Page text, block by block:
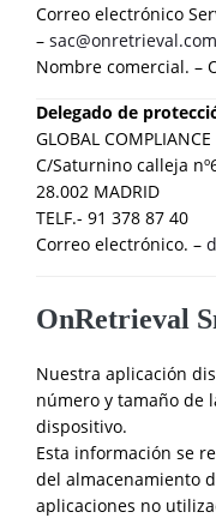
Correo electrónico
– sac@onretrieval.com
Nombre comercial. –
Delegado de
GLOBAL
C/Saturnino calleja
28.002 MADRID
TELF.- 91 378 87 40
Correo electrónico. –
OnRetrieval
Nuestra aplicación
número y tamaño de
dispositivo.
Esta información se
del almacenamiento
aplicaciones no